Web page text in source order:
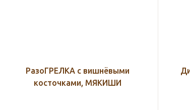
Диски ватные Inseense, 40 шт